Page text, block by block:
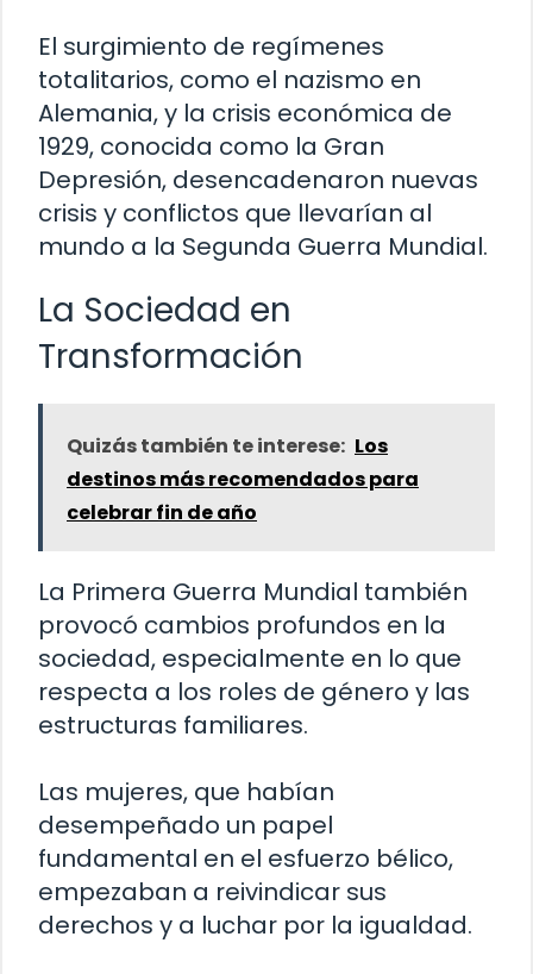
El surgimiento de regímenes
totalitarios, como el nazismo en
Alemania, y la crisis económica de
1929, conocida como la Gran
Depresión, desencadenaron nuevas
crisis y conflictos que llevarían al
mundo a la Segunda Guerra Mundial.
La Sociedad en
Transformación
Quizás también te interese: Los
destinos más recomendados para
celebrar fin de año
La Primera Guerra Mundial también
provocó cambios profundos en la
sociedad, especialmente en lo que
respecta a los roles de género y las
estructuras familiares.
Las mujeres, que habían
desempeñado un papel
fundamental en el esfuerzo bélico,
empezaban a reivindicar sus
derechos y a luchar por la igualdad.